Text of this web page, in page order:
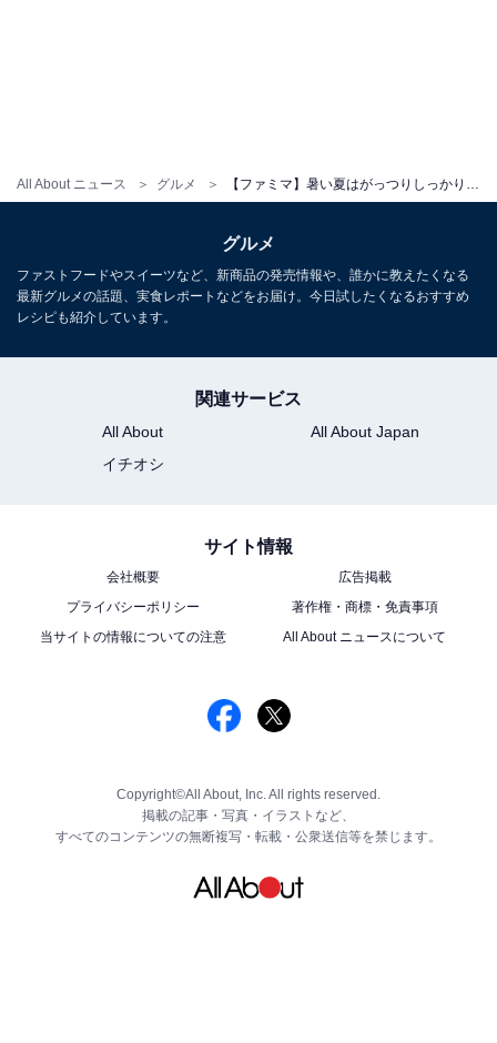
All About ニュース グルメ
国・四国・九州・南九州・沖縄
【発売地域】全国
【発売日】5月27日
そば粉の粗挽き比率を調整し、歯切れのよい麺にリニュ
じられるようになっています。
※画像はイメージです
※店舗によっては取り扱いのない場合があります
※宮崎県・鹿児島県・沖縄県では一部商品の仕様が異な
る場合があります
クーポンプレゼントやSNSキャン
ペーンも
グルメ
ファストフードやスイーツなど、新商品の発売情報や、誰かに教えたくなる
最新グルメの話題、実食レポートなどをお届け。今日試したくなるおすすめ
レシピも紹介しています。
関連サービス
All About
All About Japan
イチオシ
サイト情報
会社概要
広告掲載
プライバシーポリシー
著作権・商標・免責事項
当サイトの情報についての注意
All About ニュースについて
Copyright©All About, Inc. All rights reserved.
掲載の記事・写真・イラストなど、
すべてのコンテンツの無断複写・転載・公衆送信等を禁じます。